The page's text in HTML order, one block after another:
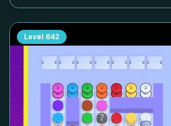
Level 642